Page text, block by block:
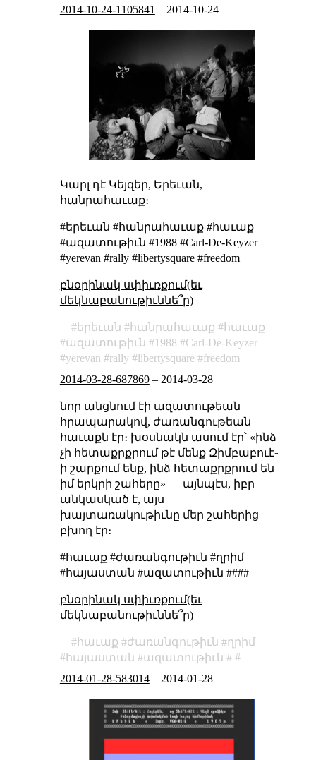
2014-10-24-1105841 – 2014-10-24
Կարլ դէ Կեյզեր, Երեւան,
հանրահաւաք։
#երեւան #հանրահաւաք #հաւաք
#ազատութիւն #1988 #Carl-De-Keyzer
#yerevan #rally #libertysquare #freedom
բնօրինակ սփիւռքում(եւ
մեկնաբանութիւննե՞ր)
երեւան հանրահաւաք
հաւաք
ազատութիւն
1988
Carl-De-Keyzer
yerevan
rally libertysquare
freedom
2014-03-28-687869– 2014-03-28
նոր անցնում էի ազատութեան
հրապարակով, ժառանգութեան
հաւաքն էր։ խօսնակն ասում էր՝ «ինձ
չի հետաքրքրում թէ մենք Զիմբաբուէ֊
ի շարքում ենք, ինձ հետաքրքրում են
իմ երկրի շահերը» — այնպէս, իբր
անկասկած է, այս
խայտառակութիւնը մեր շահերից
բխող էր։
#հաւաք #ժառանգութիւն #ղրիմ
#հայաստան #ազատութիւն ####
բնօրինակ սփիւռքում(եւ
մեկնաբանութիւննե՞ր)
հաւաք ժառանգութիւն
ղրիմ
հայաստան
ազատութիւն
2014-01-28-583014– 2014-01-28